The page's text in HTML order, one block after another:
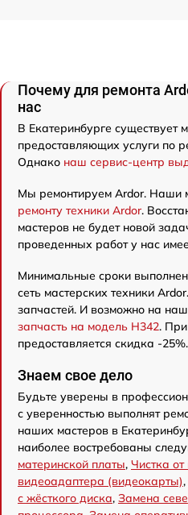
Почему для ремонта
нас
В Екатеринбурге существует
предоставляющих услуги по
Однако наш сервис-центр
Мы ремонтируем Ardor. Наши
ремонту техники Ardor.
мастеров не будет новой
проведенных работ у нас
Минимальные сроки
сеть мастерских техники
запчастей. И возможно на
запчасть на модель H342. При
предоставляется скидка -25%.
Знаем свое дело
Будьте уверены в
с уверенностью выполнят
наших мастеров в
наиболее востребованы
материнской платы, Чистка
видеоадаптера (видеокарты),
с жёсткого диска, Замена